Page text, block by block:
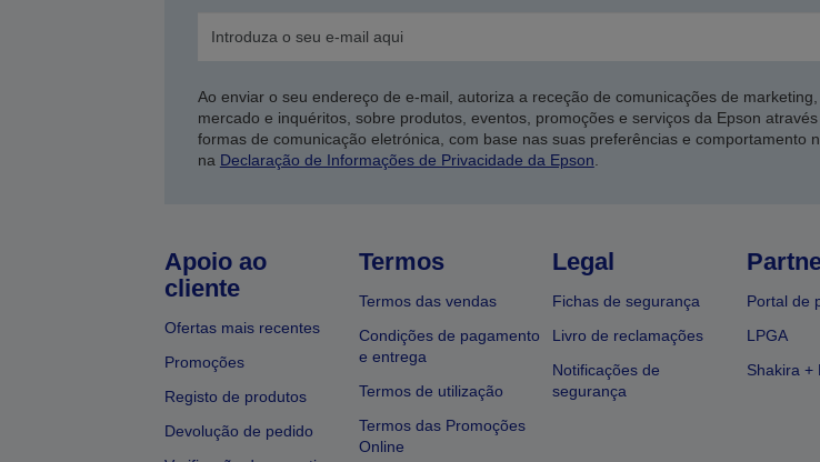
Ao enviar o seu endereço de e-mail, autoriza a receção de comunicações de
mercado e inquéritos, sobre produtos, eventos, promoções e serviços da Epson
formas de comunicação eletrónica, com base nas suas preferências e comportamento
na Declaração de Informações de Privacidade da Epson
Apoio ao
cliente
Ofertas mais recentes
Promoções
Registo de produtos
Devolução de pedido
Termos
Termos das vendas
Condições de pagamento
e entrega
Termos de utilização
Termos das Promoções
Online
Legal
Fichas de segurança
Livro de reclamações
Notificações de
segurança
Portal de
LPGA
Shakira +